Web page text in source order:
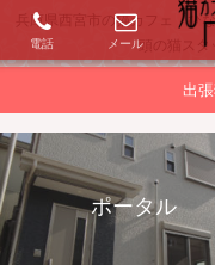
兵庫県西宮市の猫カフェ「ひ
頭の猫スタ
出
ポータル
電話 メール